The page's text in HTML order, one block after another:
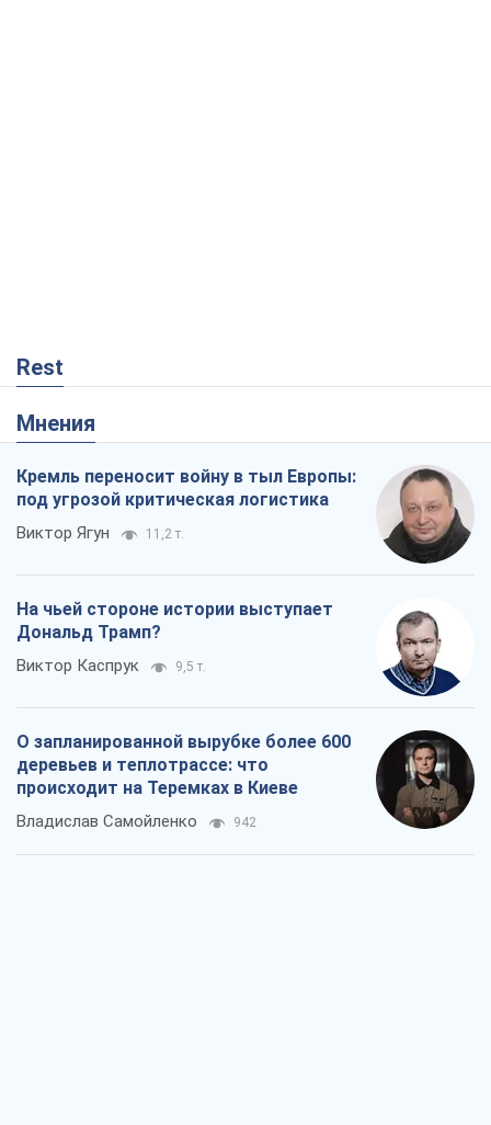
Rest
Мнения
Кремль переносит войну в тыл Европы:
под угрозой критическая логистика
Виктор Ягун 11,2 т.
На чьей стороне истории выступает
Дональд Трамп?
Виктор Каспрук 9,5 т.
О запланированной вырубке более 600
деревьев и теплотрассе: что
происходит на Теремках в Киеве
Владислав Самойленко 942